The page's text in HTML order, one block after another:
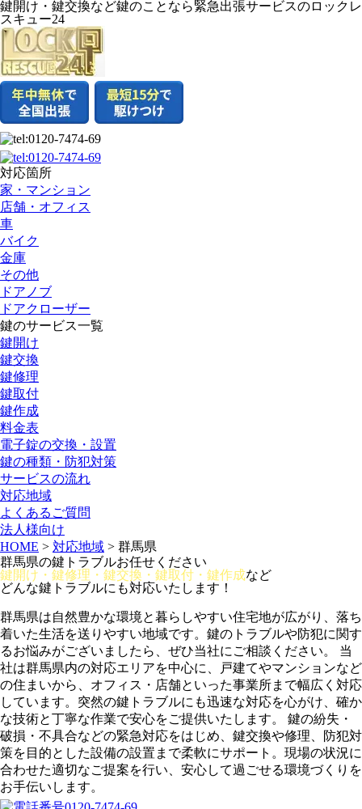
鍵開け・鍵交換など鍵のことなら緊急出張サービスのロックレ
スキュー24
対応箇所
家・マンション
店舗・オフィス
車
バイク
金庫
その他
ドアノブ
ドアクローザー
鍵のサービス一覧
鍵開け
鍵交換
鍵修理
鍵取付
鍵作成
料金表
電子錠の交換・設置
鍵の種類・防犯対策
サービスの流れ
対応地域
よくあるご質問
法人様向け
HOME > 対応地域 > 群馬県
群馬県の鍵トラブルお任せください
鍵開け・鍵修理・鍵交換・鍵取付・鍵作成など
どんな鍵トラブルにも対応いたします！
群馬県は自然豊かな環境と暮らしやすい住宅地が広がり、落ち
着いた生活を送りやすい地域です。鍵のトラブルや防犯に関す
るお悩みがございましたら、ぜひ当社にご相談ください。 当
社は群馬県内の対応エリアを中心に、戸建てやマンションなど
の住まいから、オフィス・店舗といった事業所まで幅広く対応
しています。突然の鍵トラブルにも迅速な対応を心がけ、確か
な技術と丁寧な作業で安心をご提供いたします。 鍵の紛失・
破損・不具合などの緊急対応をはじめ、鍵交換や修理、防犯対
策を目的とした設備の設置まで柔軟にサポート。現場の状況に
合わせた適切なご提案を行い、安心して過ごせる環境づくりを
お手伝いします。